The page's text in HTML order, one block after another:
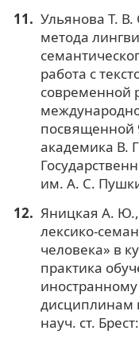
Ульянова Т.
метода
работа с
современной
посвященной
академика В.
им. А. С.
Яницкая А.
лексико-
человека» в
практика
дисциплинам
науч. ст.